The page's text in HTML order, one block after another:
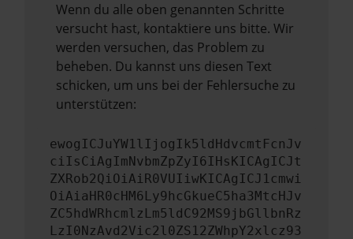
Wenn du alle oben genannten Schritte
versucht hast, kontaktiere uns bitte. Wir
werden versuchen, das Problem zu
beheben. Du kannst uns diesen Text
schicken, um uns bei der Fehlersuche zu
unterstützen:
ewogICJuYW1lIjogIk5ldHdvcmtFcnJv
ciIsCiAgImNvbmZpZyI6IHsKICAgICJt
ZXRob2QiOiAiR0VUIiwKICAgICJ1cmwi
OiAiaHR0cHM6Ly9hcGkueC5ha3MtcHJv
ZC5hdWRhcmlzLm5ldC92MS9jbGllbnRz
LzI0NzAvd2Vic2l0ZS12ZWhpY2xlcz93